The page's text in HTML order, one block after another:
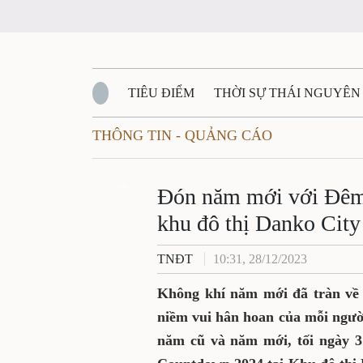
TIÊU ĐIỂM THỜI SỰ THÁI NGUYÊN
QUỐC PHÒNG - AN NINH
QUÊ HƯƠNG - ĐẤT NƯỚC QUỐC TẾ
VĂN BẢN, CHÍNH SÁCH MỚI VĂN
THÔNG TIN - QUẢNG CÁO
Đón năm mới với
2024 tại khu đô thị
TNĐT 10:31, 28/12/2023
Không khí năm mới đã
đình và trong niềm vui
thiêng liêng chuyển